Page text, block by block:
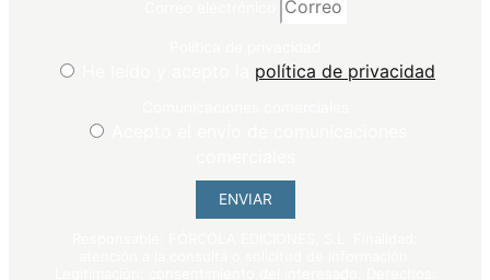
política de privacidad
ENVIAR